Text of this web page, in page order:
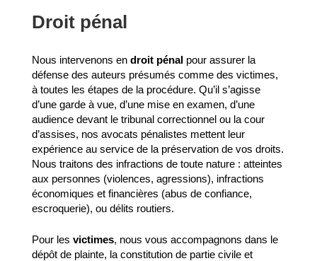
Droit pénal
Nous intervenons en droit pénalpour assurer la
défense des auteurs présumés comme des victimes,
à toutes les étapes de la procédure. Qu’il s’agisse
d’une garde à vue, d’une mise en examen, d’une
audience devant le tribunal correctionnel ou la cour
d’assises, nos avocats pénalistes mettent leur
expérience au service de la préservation de vos droits.
Nous traitons des infractions de toute nature : atteintes
aux personnes (violences, agressions), infractions
économiques et financières (abus de confiance,
escroquerie), ou délits routiers.
Pour les victimes, nous vous accompagnons dans le
dépôt de plainte, la constitution de partie civile et